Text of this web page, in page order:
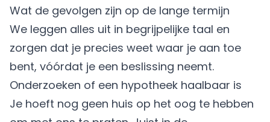
Wat de gevolgen zijn op de lange termijn
We leggen alles uit in begrijpelijke taal en
zorgen dat je precies weet waar je aan toe
bent, vóórdat je een beslissing neemt.
Onderzoeken of een hypotheek haalbaar is
Je hoeft nog geen huis op het oog te hebben